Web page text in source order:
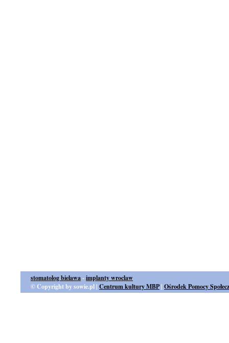
stomatolog bielawa-implanty wroclaw
© Copyright by sowie.pl | Centrum kultury MBP| Ośrodek Pomocy